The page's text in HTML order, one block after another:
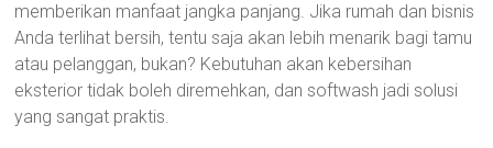
memberikan manfaat jangka panjang. Jika rumah dan bisnis
Anda terlihat bersih, tentu saja akan lebih menarik bagi tamu
atau pelanggan, bukan? Kebutuhan akan kebersihan
eksterior tidak boleh diremehkan, dan softwash jadi solusi
yang sangat praktis.